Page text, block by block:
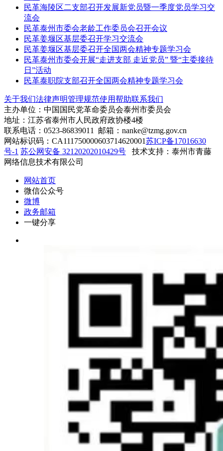
民革海陵区二支部召开发展新党员暨一季度党员学习交
流会
民革泰州市委会老龄工作委员会召开会议
民革姜堰区基层委召开学习交流会
民革姜堰区基层委召开全国两会精神专题学习会
民革泰州市委会开展“走进支部 走近党员” 暨“主委接待
日”活动
民革泰职院支部召开全国两会精神专题学习会
关于我们法律声明管理规范使用帮助联系我们
主办单位：中国国民党革命委员会泰州市委员会
地址：江苏省泰州市人民政府政协楼4楼
联系电话：0523-86839011 邮箱：nanke@tzmg.gov.cn
网站标识码：CA111750000603714620001苏ICP备17016630
号-1 苏公网安备 32120202010429号
技术支持：泰州市青藤
网络信息技术有限公司
网站首页
微信公众号
微博
政务邮箱
一键分享